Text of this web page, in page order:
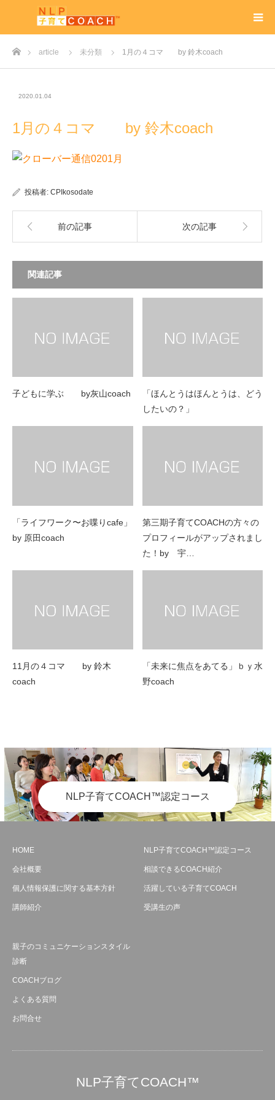
article 未分類 1月の４コマ by 鈴木coach
2020.01.04
1月の４コマ by 鈴木coach
投稿者: CPIkosodate
前の記事 次の記事
関連記事
子どもに学ぶ by灰山coach
「ほんとうはほんとうは、どう
したいの？」
「ライフワーク〜お喋りcafe」
by 原田coach
第三期子育てCOACHの方々の
プロフィールがアップされまし
た！by 宇…
11月の４コマ by 鈴木
coach
「未来に焦点をあてる」ｂｙ水
野coach
NLP子育てCOACH™認定コース
HOME
会社概要
個人情報保護に関する基本方針
講師紹介
NLP子育てCOACH™認定コース
相談できるCOACH紹介
活躍している子育てCOACH
受講生の声
親子のコミュニケーションスタイル
診断
COACHブログ
よくある質問
お問合せ
NLP子育てCOACH™